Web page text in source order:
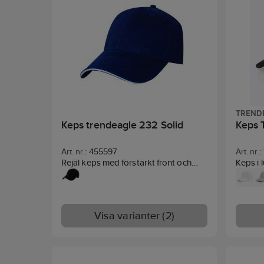
Keps trendeagle 232 Solid
Art. nr.: 455597
Rejäl keps med förstärkt front och
sandwichskärm. Kardborrjustering
Visa varianter (2)
Keps
Art. nr.:
Keps i
front
One